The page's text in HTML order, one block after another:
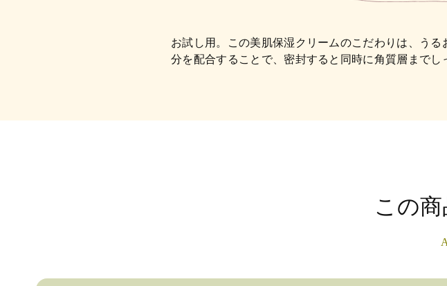
お試し用。この美肌保湿クリームのこだわりは、う
分を配合することで、密封すると同時に角質層まで
この